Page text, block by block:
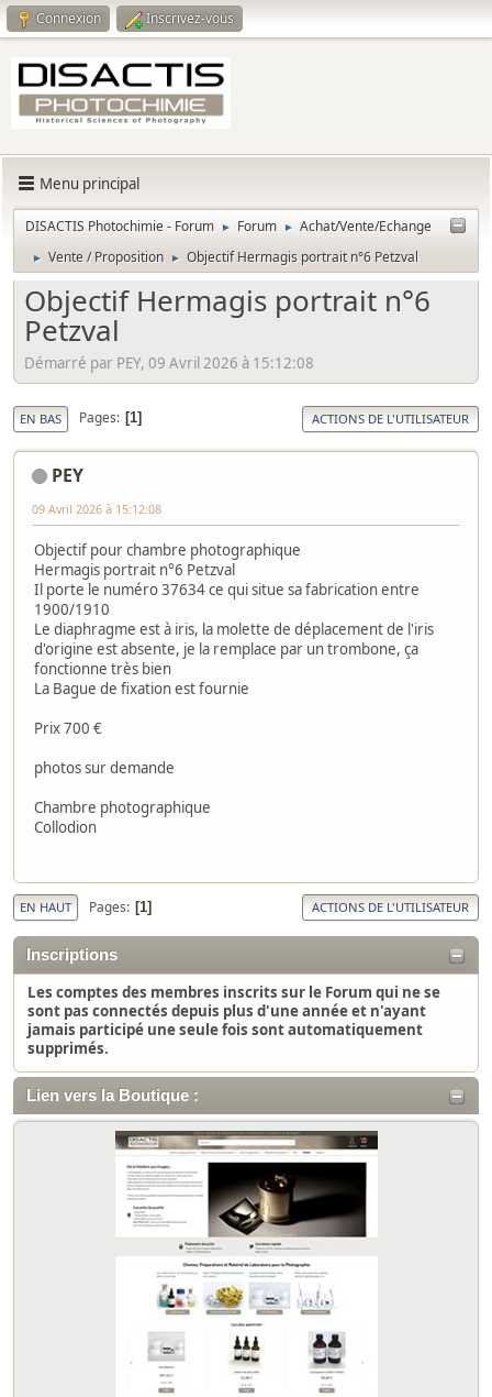
Connexion Inscrivez-vous
Menu principal
DISACTIS Photochimie - Forum ► Forum ► Achat/Vente/Echange
► Vente / Proposition ► Objectif Hermagis portrait n°6 Petzval
Inscriptions
Les comptes des membres inscrits sur le Forum qui ne se
sont pas connectés depuis plus d'une année et n'ayant
jamais participé une seule fois sont automatiquement
supprimés.
Lien vers la Boutique :
Objectif Hermagis portrait n°6
Petzval
Démarré par PEY, 09 Avril 2026 à 15:12:08
EN BAS Pages 1 ACTIONS DE L'UTILISATEUR
PEY
09 Avril 2026 à 15:12:08
Objectif pour chambre photographique
Hermagis portrait n°6 Petzval
Il porte le numéro 37634 ce qui situe sa fabrication entre
1900/1910
Le diaphragme est à iris, la molette de déplacement de l'iris
d'origine est absente, je la remplace par un trombone, ça
fonctionne très bien
La Bague de fixation est fournie
Prix 700 €
photos sur demande
Chambre photographique
Collodion
EN HAUT Pages 1 ACTIONS DE L'UTILISATEUR